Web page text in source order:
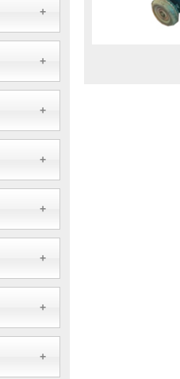
+
+
+
+
+
+
+
+